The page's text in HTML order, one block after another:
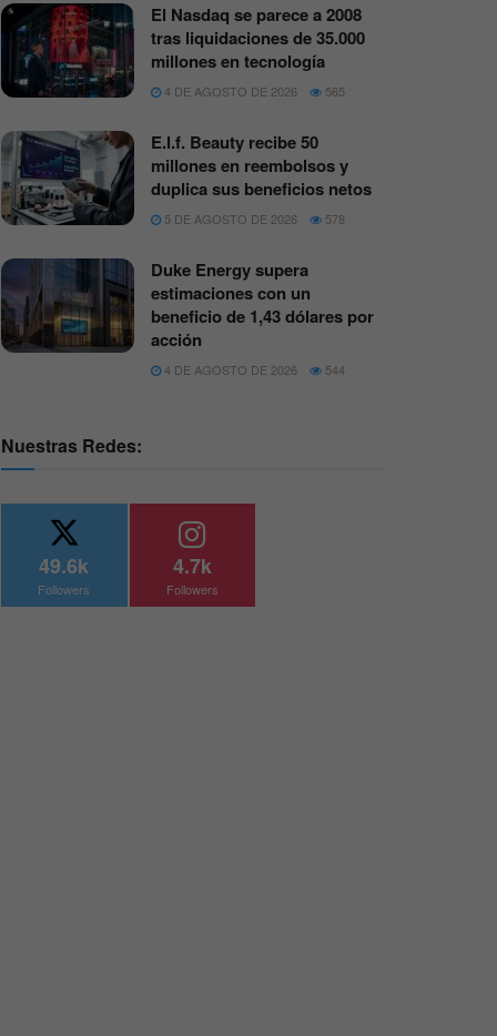
El Nasdaq se parece a 2008
tras liquidaciones de 35.000
millones en tecnología
4 DE AGOSTO DE 2026 565
E.l.f. Beauty recibe 50
millones en reembolsos y
duplica sus beneficios netos
5 DE AGOSTO DE 2026 578
Duke Energy supera
estimaciones con un
beneficio de 1,43 dólares por
acción
4 DE AGOSTO DE 2026 544
Nuestras Redes:
49.6k
Followers
4.7k
Followers